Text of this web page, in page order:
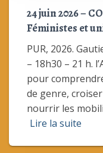
24 juin 2026 –
Féministes et
PUR, 2026.
– 18h30 – 21 h.
pour
de genre,
nourrir les
Lire la suite